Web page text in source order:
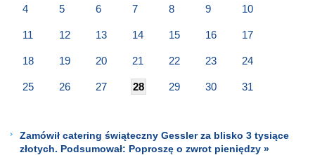
4 5 6 7 8 9 10
11 12 13 14 15 16 17
18 19 20 21 22 23 24
25 26 27 28 29 30 31
Zamówił catering świąteczny Gessler za blisko 3 tysiące
złotych. Podsumował: Poproszę o zwrot pieniędzy »